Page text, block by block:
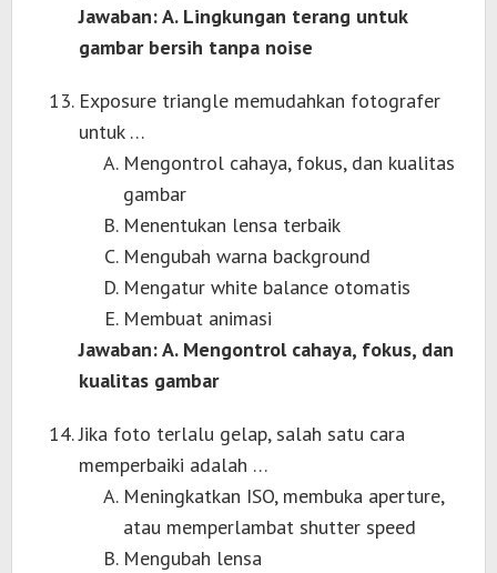
Jawaban: A. Lingkungan terang untuk
gambar bersih tanpa noise
Exposure triangle memudahkan fotografer
untuk …
Mengontrol cahaya, fokus, dan kualitas
gambar
Menentukan lensa terbaik
Mengubah warna background
Mengatur white balance otomatis
Membuat animasi
Jawaban: A. Mengontrol cahaya, fokus, dan
kualitas gambar
Jika foto terlalu gelap, salah satu cara
memperbaiki adalah …
Meningkatkan ISO, membuka aperture,
atau memperlambat shutter speed
Mengubah lensa